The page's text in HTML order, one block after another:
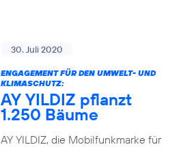
30. Juli 2020
ENGAGEMENT FÜR DEN UMWELT- UND
KLIMASCHUTZ:
AY YILDIZ pflanzt
1.250 Bäume
AY YILDIZ, die Mobilfunkmarke für